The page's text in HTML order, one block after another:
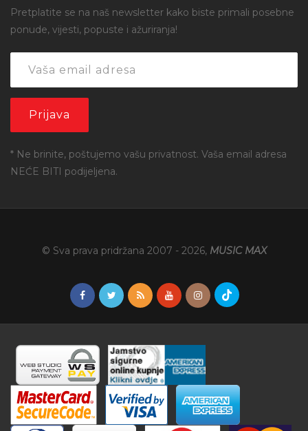
Pretplatite se na naš newsletter kako biste primali posebne
ponude, vijesti, popuste i ažuriranja!
* Ne brinite, poštujemo vašu privatnost. Vaša email adresa
NEĆE BITI podijeljena.
© Sva prava pridržana 2007 - 2026, MUSIC MAX